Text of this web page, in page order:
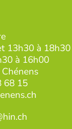
13h30 à 18h30
à 16h00
68 15